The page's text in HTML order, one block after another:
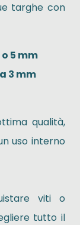
targhe con
5 mm
3 mm
qualità,
uso interno
viti o
tutto il